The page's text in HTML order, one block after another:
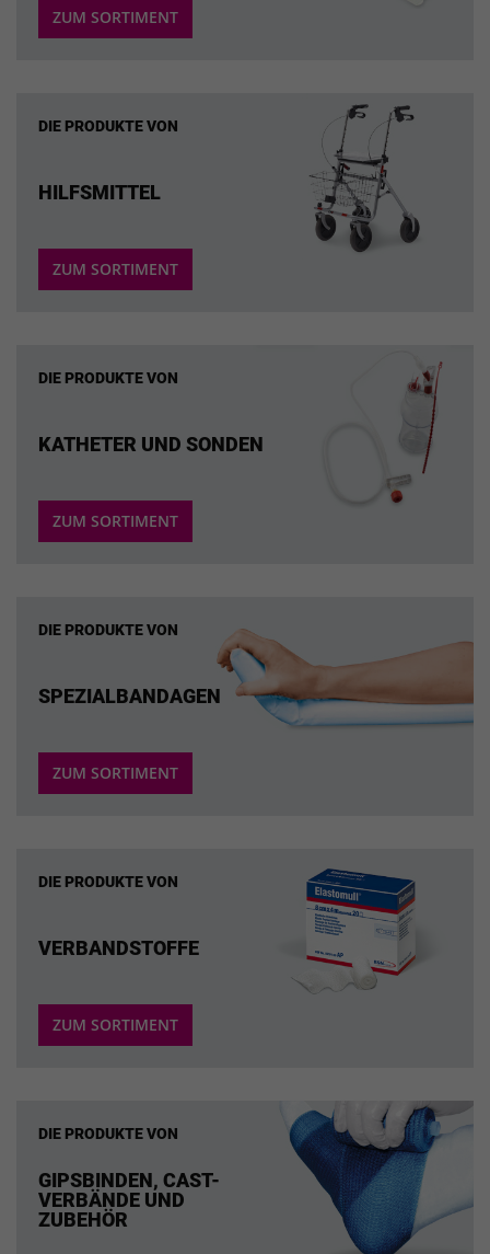
ZUM SORTIMENT
DIE PRODUKTE VON
HILFSMITTEL
ZUM SORTIMENT
DIE PRODUKTE VON
KATHETER UND SONDEN
ZUM SORTIMENT
DIE PRODUKTE VON
SPEZIALBANDAGEN
ZUM SORTIMENT
DIE PRODUKTE VON
VERBANDSTOFFE
ZUM SORTIMENT
DIE PRODUKTE VON
GIPSBINDEN, CAST-
VERBÄNDE UND
ZUBEHÖR